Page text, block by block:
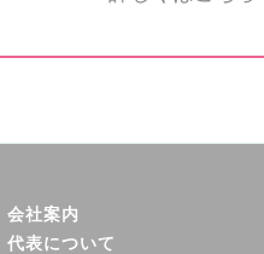
会社案内
代表について